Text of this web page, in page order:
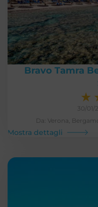
Bravo Tamra
★
30/
Da: Verona,
Mostra dettagli